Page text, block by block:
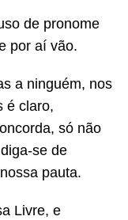
de pronome
por aí vão.
a ninguém, nos
é claro,
só não
se de
pauta.
Livre, e